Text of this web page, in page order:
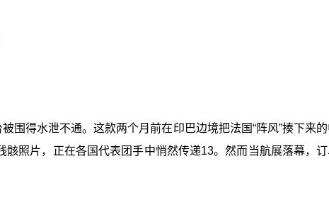
围得水泄不通。这款两个月前在印巴边境把法国“阵风”揍下来
照片，正在各国代表团手中悄然传递13。然而当航展落幕，